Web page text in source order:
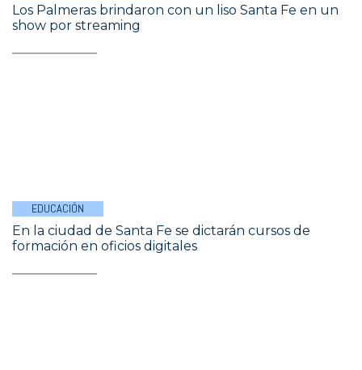
Los Palmeras brindaron con un liso Santa Fe en un
show por streaming
EDUCACIÓN
En la ciudad de Santa Fe se dictarán cursos de
formación en oficios digitales